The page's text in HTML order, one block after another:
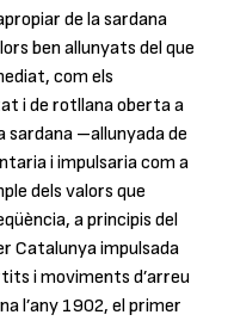
de la sardana
ben allunyats del que
com els
i de rotllana oberta a
sardana –allunyada de
i impulsaria com a
dels valors que
a principis del
Catalunya impulsada
i moviments d’arreu
l’any 1902, el primer